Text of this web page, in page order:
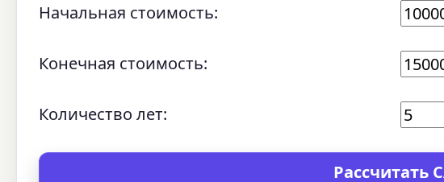
Начальная стоимость:
Конечная стоимость:
Количество лет: